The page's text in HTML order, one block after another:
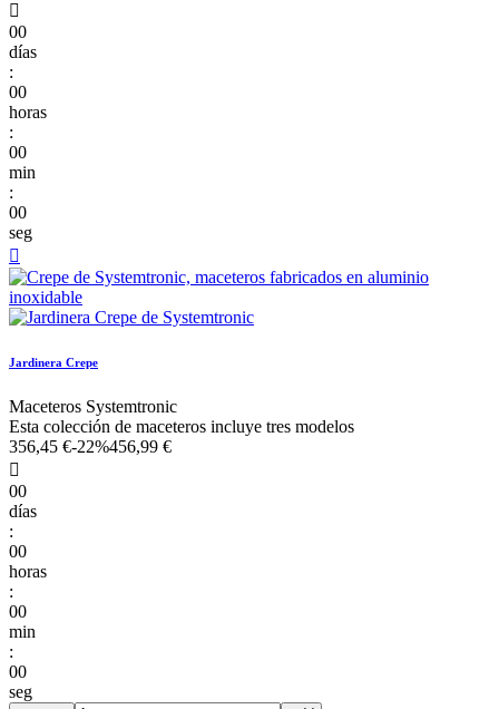

00
días
:
00
horas
:
00
min
:
00
seg

Jardinera Crepe
Maceteros Systemtronic
Esta colección de maceteros incluye tres modelos
356,45 €-22%456,99 €

00
días
:
00
horas
:
00
min
:
00
seg